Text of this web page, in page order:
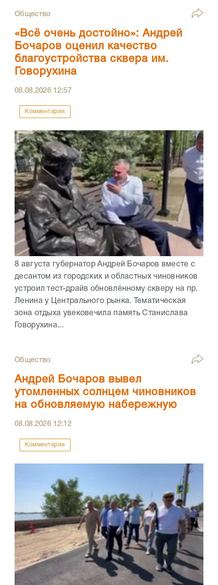
Общество
«Всё очень достойно»: Андрей
Бочаров оценил качество
благоустройства сквера им.
Говорухина
08.08.2026 12:57
Комментарии
8 августа губернатор Андрей Бочаров вместе с
десантом из городских и областных чиновников
устроил тест-драйв обновлённому скверу на пр.
Ленина у Центрального рынка. Тематическая
зона отдыха увековечила память Станислава
Говорухина...
Общество
Андрей Бочаров вывел
утомленных солнцем чиновников
на обновляемую набережную
08.08.2026 12:12
Комментарии